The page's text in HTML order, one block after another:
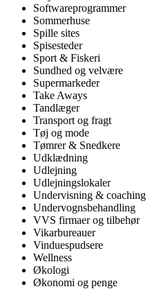
Softwareprogrammer
Sommerhuse
Spille sites
Spisesteder
Sport & Fiskeri
Sundhed og velvære
Supermarkeder
Take Aways
Tandlæger
Transport og fragt
Tøj og mode
Tømrer & Snedkere
Udklædning
Udlejning
Udlejningslokaler
Undervisning & coaching
Undervognsbehandling
VVS firmaer og tilbehør
Vikarbureauer
Vinduespudsere
Wellness
Økologi
Økonomi og penge